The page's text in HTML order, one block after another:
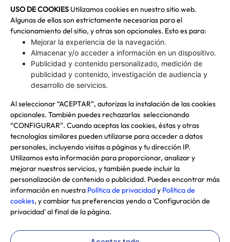
USO DE COOKIES Utilizamos cookies en nuestro sitio web.
Algunas de ellas son estrictamente necesarias para el
funcionamiento del sitio, y otras son opcionales. Esto es para:
Mejorar la experiencia de la navegación.
Almacenar y/o acceder a información en un dispositivo.
Publicidad y contenido personalizado, medición de
publicidad y contenido, investigación de audiencia y
desarrollo de servicios.
Al seleccionar “ACEPTAR”, autorizas la instalación de las cookies
opcionales. También puedes rechazarlas seleccionando
“CONFIGURAR”. Cuando aceptas las cookies, éstas y otras
tecnologías similares pueden utilizarse para acceder a datos
personales, incluyendo visitas a páginas y tu dirección IP.
Utilizamos esta información para proporcionar, analizar y
mejorar nuestros servicios, y también puede incluir la
personalización de contenido o publicidad. Puedes encontrar más
información en nuestra Política de privacidady Política de
cookies, y cambiar tus preferencias yendo a 'Configuración de
privacidad' al final de la página.
Edificio Corporativo COPEC
Isidora Goyenechea 2915, Las Condes, Región
Metropolitana
Copec en Línea
600 200 0202
Nuestras redes sociales
@Copyright 2024 Copec S.A. Todos los derechos
reservados
Términos y Condiciones